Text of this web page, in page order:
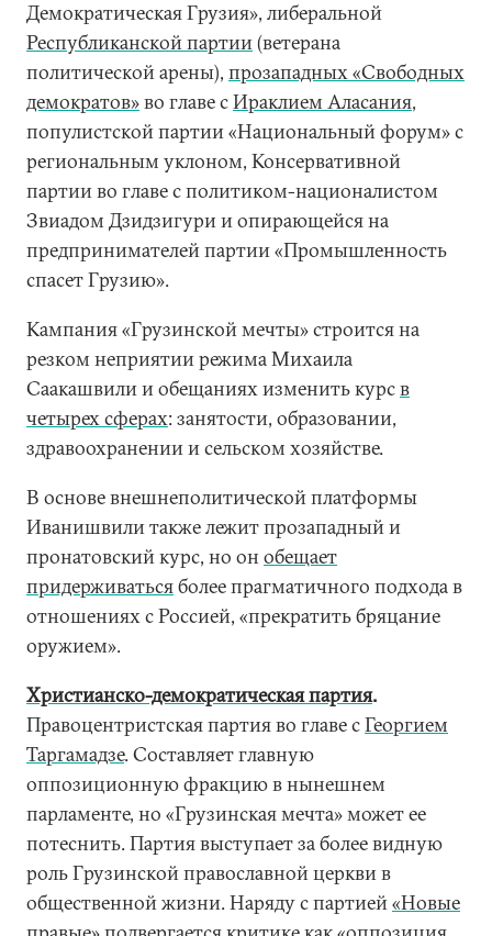
Демократическая Грузия», либеральной
Республиканской партии(ветерана
политической арены), прозападных «Свободных
демократов»во главе сИраклием Аласания,
популистской партии «Национальный форум» с
региональным уклоном, Консервативной
партии во главе с политиком-националистом
Звиадом Дзидзигури и опирающейся на
предпринимателей партии «Промышленность
спасет Грузию».
Кампания «Грузинской мечты» строится на
резком неприятии режима Михаила
Саакашвили и обещаниях изменить курсв
четырех сферах: занятости, образовании,
здравоохранении и сельском хозяйстве.
В основе внешнеполитической платформы
Иванишвили также лежит прозападный и
пронатовский курс, но он обещает
придерживатьсяболее прагматичного подхода в
отношениях с Россией, «прекратить бряцание
оружием».
Христианско-демократическая партия.
Правоцентристская партия во главе сГеоргием
Таргамадзе. Составляет главную
оппозиционную фракцию в нынешнем
парламенте, но «Грузинская мечта» может ее
потеснить. Партия выступает за более видную
роль Грузинской православной церкви в
общественной жизни. Наряду с партией«Новые